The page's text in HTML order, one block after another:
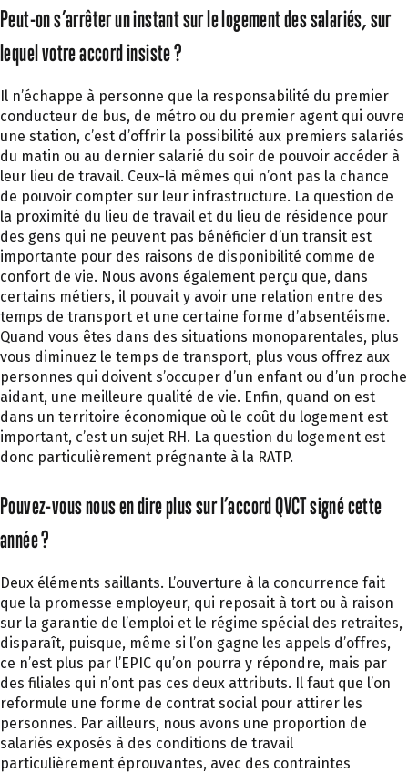
Peut-on s’arrêter un instant sur le logement des salariés, sur
lequel votre accord insiste ?
Il n’échappe à personne que la responsabilité du premier
conducteur de bus, de métro ou du premier agent qui ouvre
une station, c’est d’offrir la possibilité aux premiers salariés
du matin ou au dernier salarié du soir de pouvoir accéder à
leur lieu de travail. Ceux-là mêmes qui n’ont pas la chance
de pouvoir compter sur leur infrastructure. La question de
la proximité du lieu de travail et du lieu de résidence pour
des gens qui ne peuvent pas bénéficier d’un transit est
importante pour des raisons de disponibilité comme de
confort de vie. Nous avons également perçu que, dans
certains métiers, il pouvait y avoir une relation entre des
temps de transport et une certaine forme d’absentéisme.
Quand vous êtes dans des situations monoparentales, plus
vous diminuez le temps de transport, plus vous offrez aux
personnes qui doivent s’occuper d’un enfant ou d’un proche
aidant, une meilleure qualité de vie. Enfin, quand on est
dans un territoire économique où le coût du logement est
important, c’est un sujet RH. La question du logement est
donc particulièrement prégnante à la RATP.
Pouvez-vous nous en dire plus sur l’accord QVCT signé cette
année ?
Deux éléments saillants. L’ouverture à la concurrence fait
que la promesse employeur, qui reposait à tort ou à raison
sur la garantie de l’emploi et le régime spécial des retraites,
disparaît, puisque, même si l’on gagne les appels d’offres,
ce n’est plus par l’EPIC qu’on pourra y répondre, mais par
des filiales qui n’ont pas ces deux attributs. Il faut que l’on
reformule une forme de contrat social pour attirer les
personnes. Par ailleurs, nous avons une proportion de
salariés exposés à des conditions de travail
particulièrement éprouvantes, avec des contraintes